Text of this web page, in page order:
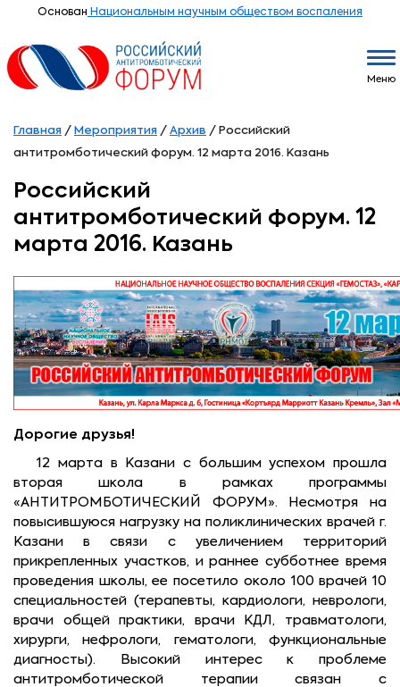
Основан Национальным научным обществом воспаления
Меню
Главная / Мероприятия / Архив / Российский
антитромботический форум. 12 марта 2016. Казань
Российский
антитромботический форум. 12
марта 2016. Казань
Дорогие друзья!
12 марта в Казани с большим успехом прошла
вторая школа в рамках программы
«АНТИТРОМБОТИЧЕСКИЙ ФОРУМ». Несмотря на
повысившуюся нагрузку на поликлинических врачей г.
Казани в связи с увеличением территорий
прикрепленных участков, и раннее субботнее время
проведения школы, ее посетило около 100 врачей 10
специальностей (терапевты, кардиологи, неврологи,
врачи общей практики, врачи КДЛ, травматологи,
хирурги, нефрологи, гематологи, функциональные
диагносты). Высокий интерес к проблеме
антитромботической терапии связан с